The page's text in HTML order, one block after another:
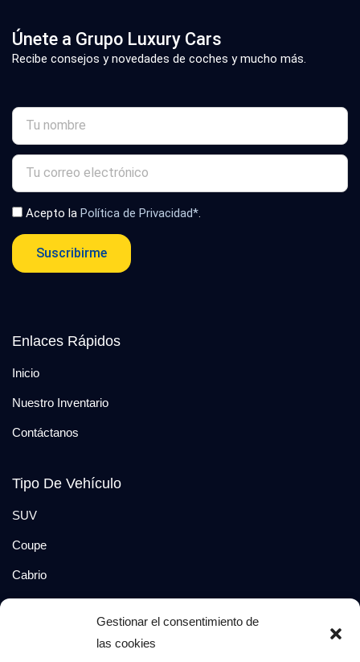
Gestionar el consentimiento de
las cookies
Únete a Grupo Luxury Cars
Recibe consejos y novedades de coches y mucho más.
Acepto la Política de Privacidad*.
Suscribirme
Enlaces Rápidos
Inicio
Nuestro Inventario
Contáctanos
Tipo De Vehículo
SUV
Coupe
Cabrio